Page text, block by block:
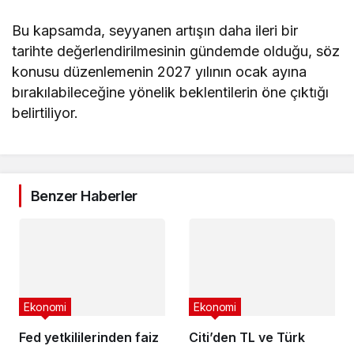
Bu kapsamda, seyyanen artışın daha ileri bir
tarihte değerlendirilmesinin gündemde olduğu, söz
konusu düzenlemenin 2027 yılının ocak ayına
bırakılabileceğine yönelik beklentilerin öne çıktığı
belirtiliyor.
Benzer Haberler
Fed yetkililerinden faiz
Ekonomi
Citi’den TL ve Türk
Ekonomi